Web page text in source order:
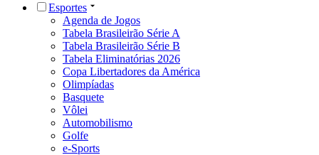
Esportes
Agenda de Jogos
Tabela Brasileirão Série A
Tabela Brasileirão Série B
Tabela Eliminatórias 2026
Copa Libertadores da América
Olimpíadas
Basquete
Vôlei
Automobilismo
Golfe
e-Sports